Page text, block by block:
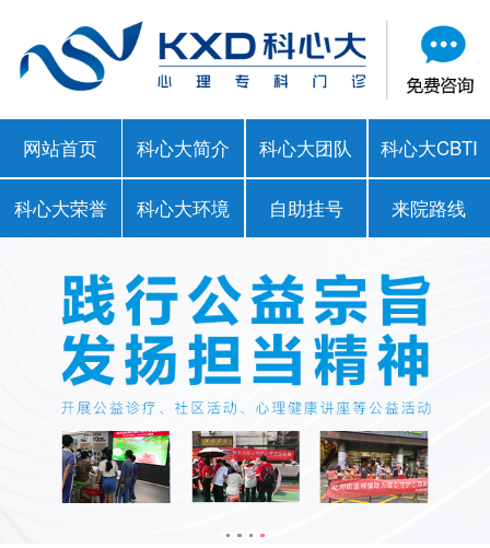
网站首页 科心大简介 科心大团队 科心大CBTI
科心大荣誉 科心大环境 自助挂号 来院路线